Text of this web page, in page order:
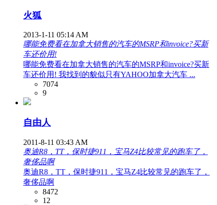
火狐
2013-1-11 05:14 AM
哪能免费看在加拿大销售的汽车的MSRP和invoice?买新
车还价用!
哪能免费看在加拿大销售的汽车的MSRP和invoice?买新
车还价用! 我找到的貌似只有YAHOO加拿大汽车 ...
7074
9
自由人
2011-8-11 03:43 AM
奥迪R8，TT，保时捷911，宝马Z4比较常见的跑车了，
奢侈品啊
奥迪R8，TT，保时捷911，宝马Z4比较常见的跑车了，
奢侈品啊
8472
12